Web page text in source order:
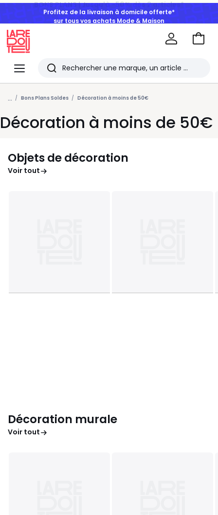
Profitez de la livraison à domicile offerte*
sur tous vos achats Mode & Maison
Menu
Redoute
Rechercher
Les
derniers
articles
consultés
Aller
... Bons Plans Soldes Décoration​ à moins de 50€
Décoration​ à moins de 50€
Objets de décoration
Voir tout
Décoration murale
Voir tout